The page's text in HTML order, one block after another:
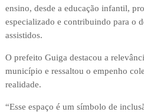
ensino, desde a educação infantil,
especializado e contribuindo para o
assistidos.
O prefeito Guiga destacou a
município e ressaltou o empenho
realidade.
“Esse espaço é um símbolo de